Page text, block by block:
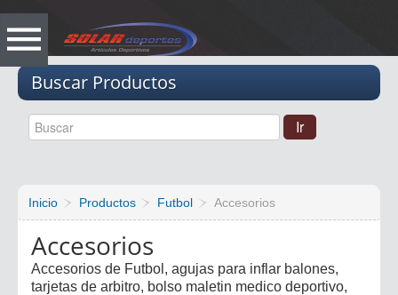
Buscar Productos
Inicio Productos Futbol Accesorios
Accesorios
Accesorios de Futbol, agujas para inflar balones,
tarjetas de arbitro, bolso maletin medico deportivo,